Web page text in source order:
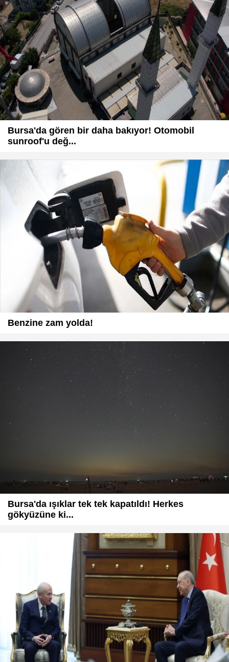
Bursa'da gören bir daha bakıyor! Otomobil
sunroof'u değ...
Benzine zam yolda!
Bursa'da ışıklar tek tek kapatıldı! Herkes
gökyüzüne ki...